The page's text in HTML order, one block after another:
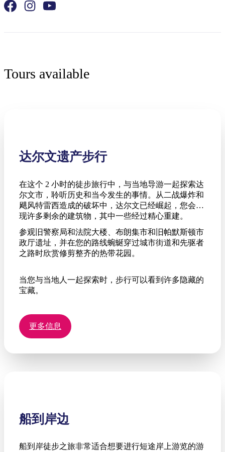
Tours available
达尔文遗产步行
在这个 2 小时的徒步旅行中，与当地导游一起探索达
尔文市，聆听历史和当今发生的事情。从二战爆炸和
飓风特雷西造成的破坏中，达尔文已经崛起，您会发
现许多剩余的建筑物，其中一些经过精心重建。
参观旧警察局和法院大楼、布朗集市和旧帕默斯顿市
政厅遗址，并在您的路线蜿蜒穿过城市街道和先驱者
之路时欣赏修剪整齐的热带花园。
当您与当地人一起探索时，步行可以看到许多隐藏的
宝藏。
更多信息
船到岸边
船到岸徒步之旅非常适合想要进行短途岸上游览的游